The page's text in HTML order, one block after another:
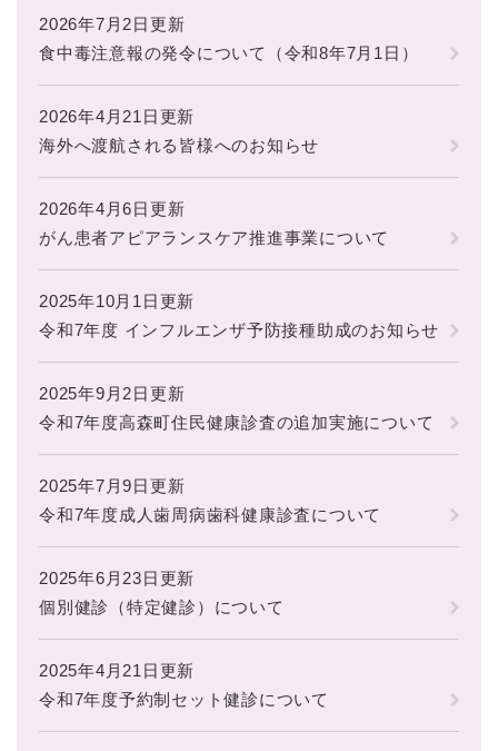
2026年7月2日更新
食中毒注意報の発令について（令和8年7月1日）
2026年4月21日更新
海外へ渡航される皆様へのお知らせ
2026年4月6日更新
がん患者アピアランスケア推進事業について
2025年10月1日更新
令和7年度 インフルエンザ予防接種助成のお知らせ
2025年9月2日更新
令和7年度高森町住民健康診査の追加実施について
2025年7月9日更新
令和7年度成人歯周病歯科健康診査について
2025年6月23日更新
個別健診（特定健診）について
2025年4月21日更新
令和7年度予約制セット健診について